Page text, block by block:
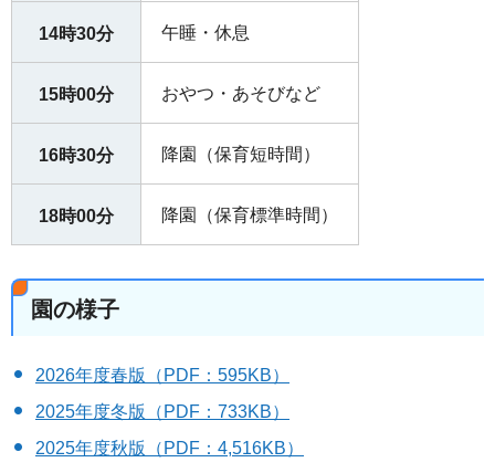
14時30分 午睡・休息
15時00分 おやつ・あそびなど
16時30分 降園（保育短時間）
18時00分 降園（保育標準時間）
園の様子
2026年度春版（PDF：595KB）
2025年度冬版（PDF：733KB）
2025年度秋版（PDF：4,516KB）